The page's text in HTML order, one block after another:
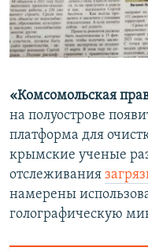
«Комсомольская
на полуострове
платформа для
крымские ученые
отслеживания
намерены
голографическую